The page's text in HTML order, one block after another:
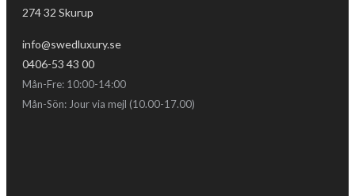
274 32 Skurup
info@swedluxury.se
0406-53 43 00
Mån-Fre: 10:00-14:00
Mån-Sön: Jour via mejl (10.00-17.00)